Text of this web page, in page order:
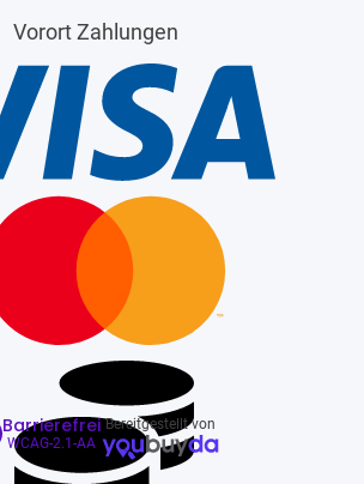
Vorort Zahlungen
Barrierefrei
WCAG-2.1-AA
Bereitgestellt von